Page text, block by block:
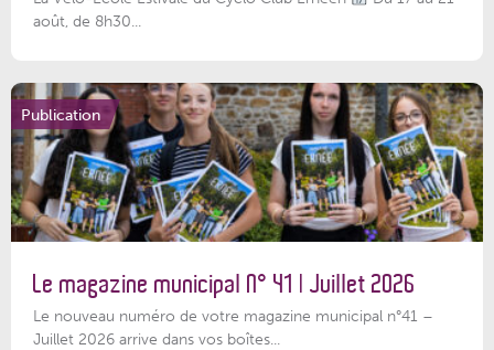
août, de 8h30...
Publication
Le magazine municipal N° 41 | Juillet 2026
Le nouveau numéro de votre magazine municipal n°41 –
Juillet 2026 arrive dans vos boîtes...